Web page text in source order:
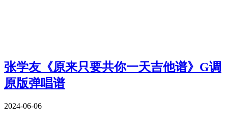
张学友《原来只要共你一天吉他谱》G调
原版弹唱谱
2024-06-06